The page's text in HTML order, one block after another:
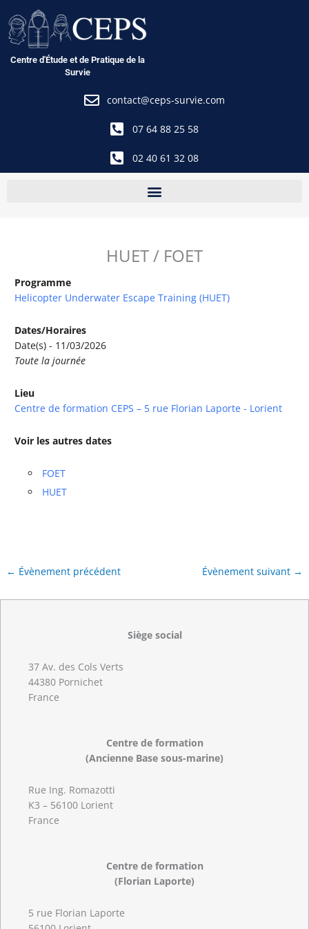
au
contenu
Centre d'Étude et de Pratique de la
Survie
contact@ceps-survie.com
07 64 88 25 58
02 40 61 32 08
HUET / FOET
Programme
Helicopter Underwater Escape Training (HUET)
Dates/Horaires
Date(s) - 11/03/2026
Toute la journée
Lieu
Centre de formation CEPS – 5 rue Florian Laporte - Lorient
Voir les autres dates
FOET
HUET
← Évènement précédent Évènement suivant →
Siège social
37 Av. des Cols Verts
44380 Pornichet
France
Centre de formation
(Ancienne Base sous-marine)
Rue Ing. Romazotti
K3 – 56100 Lorient
France
Centre de formation
(Florian Laporte)
5 rue Florian Laporte